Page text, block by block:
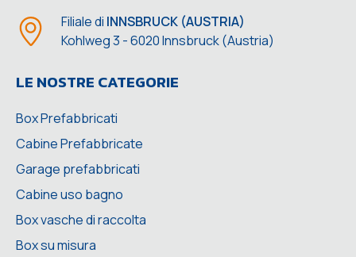
Filiale di INNSBRUCK (AUSTRIA)
Kohlweg 3 - 6020 Innsbruck (Austria)
LE NOSTRE CATEGORIE
Box Prefabbricati
Cabine Prefabbricate
Garage prefabbricati
Cabine uso bagno
Box vasche di raccolta
Box su misura